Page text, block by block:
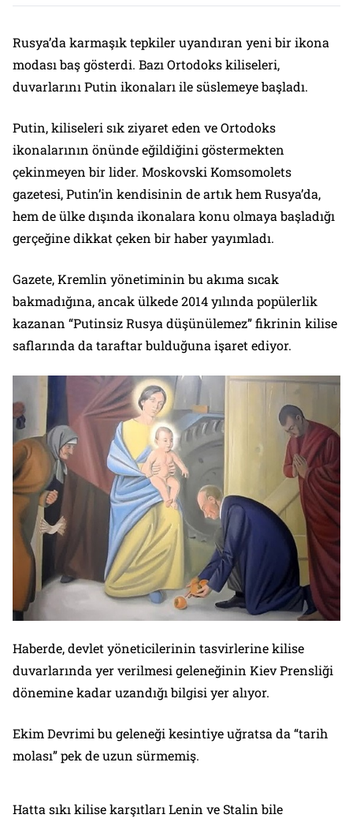
Rusya’da karmaşık tepkiler uyandıran yeni bir ikona
modası baş gösterdi. Bazı Ortodoks kiliseleri,
duvarlarını Putin ikonaları ile süslemeye başladı.
Putin, kiliseleri sık ziyaret eden ve Ortodoks
ikonalarının önünde eğildiğini göstermekten
çekinmeyen bir lider. Moskovski Komsomolets
gazetesi, Putin’in kendisinin de artık hem Rusya’da,
hem de ülke dışında ikonalara konu olmaya başladığı
gerçeğine dikkat çeken bir haber yayımladı.
Gazete, Kremlin yönetiminin bu akıma sıcak
bakmadığına, ancak ülkede 2014 yılında popülerlik
kazanan “Putinsiz Rusya düşünülemez” fikrinin kilise
saflarında da taraftar bulduğuna işaret ediyor.
Haberde, devlet yöneticilerinin tasvirlerine kilise
duvarlarında yer verilmesi geleneğinin Kiev Prensliği
dönemine kadar uzandığı bilgisi yer alıyor.
Ekim Devrimi bu geleneği kesintiye uğratsa da “tarih
molası” pek de uzun sürmemiş.
Hatta sıkı kilise karşıtları Lenin ve Stalin bile